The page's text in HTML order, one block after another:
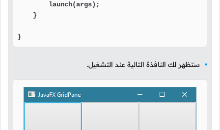
        launch(args);
    }
}
ستظهر لك النافذة التالية عند التشغيل.